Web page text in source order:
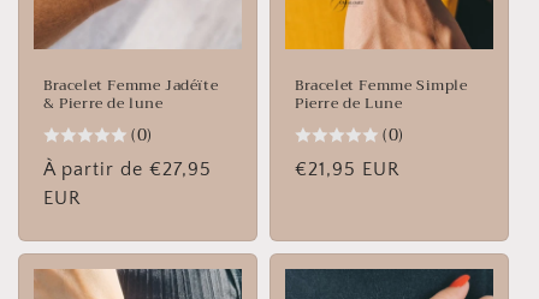
Bracelet Femme Jadéïte
& Pierre de lune
(0)
Prix
habituel
À partir de €27,95
EUR
Bracelet Femme Simple
Pierre de Lune
(0)
Prix
€21,95 EUR